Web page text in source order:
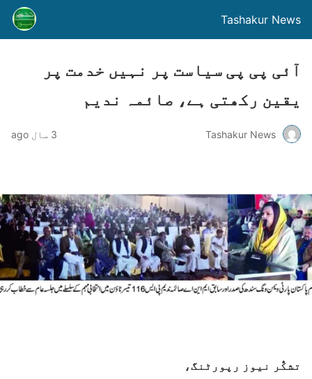
Tashakur News
آئی پی پی سیاست پر نہیں خدمت پر
یقین رکھتی ہے، صائمہ ندیم
Tashakur News 3 سال ago
تشکُّر نیوز رپورٹنگ،